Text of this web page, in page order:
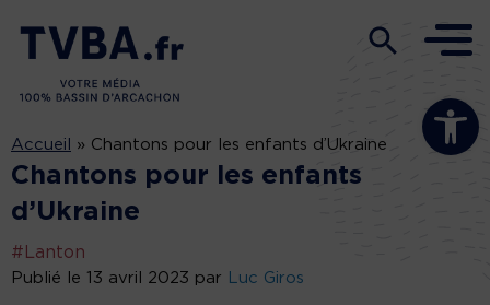
Ouvrir la
Accueil » Chantons pour les enfants d’Ukraine
Chantons pour les enfants
d’Ukraine
#Lanton
Publié le 13 avril 2023 par Luc Giros